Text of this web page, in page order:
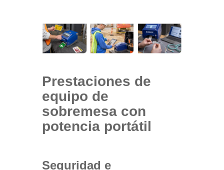
Prestaciones de
equipo de
sobremesa con
potencia portátil
Seguridad e